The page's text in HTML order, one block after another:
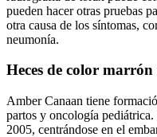
pueden hacer otras pruebas
otra causa de los síntomas,
neumonía.
Heces de color
Amber Canaan tiene
partos y oncología pediátrica.
2005, centrándose en el